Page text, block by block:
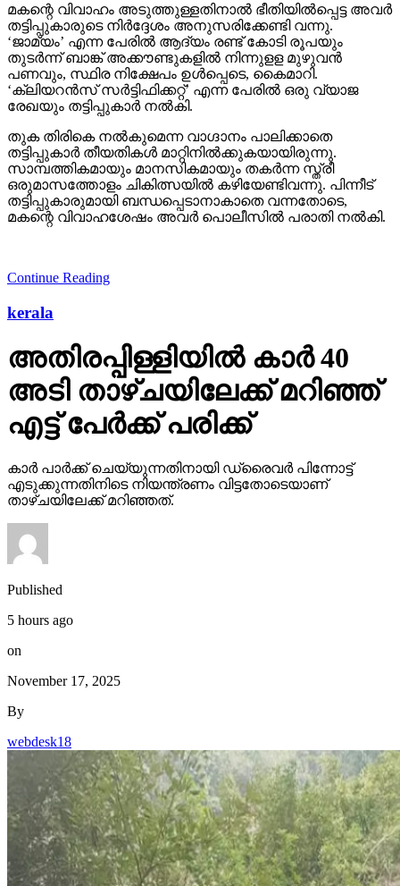
മകന്റെ വിവാഹം അടുത്തുള്ളതിനാല്‍ ഭീതിയില്‍പ്പെട്ട അവര്‍
തട്ടിപ്പുകാരുടെ നിര്‍ദ്ദേശം അനുസരിക്കേണ്ടി വന്നു.
‘ജാമ്യം’ എന്ന പേരില്‍ ആദ്യം രണ്ട് കോടി രൂപയും
തുടര്‍ന്ന് ബാങ്ക് അക്കൗണ്ടുകളില്‍ നിന്നുളള മുഴുവന്‍
പണവും, സ്ഥിര നിക്ഷേപം ഉള്‍പ്പെടെ, കൈമാറി.
‘ക്ലിയറന്‍സ് സര്‍ട്ടിഫിക്കറ്റ്’ എന്ന പേരില്‍ ഒരു വ്യാജ
രേഖയും തട്ടിപ്പുകാര്‍ നല്‍കി.
തുക തിരികെ നല്‍കുമെന്ന വാഗ്ദാനം പാലിക്കാതെ
തട്ടിപ്പുകാര്‍ തീയതികള്‍ മാറ്റിനില്‍ക്കുകയായിരുന്നു.
സാമ്പത്തികമായും മാനസികമായും തകര്‍ന്ന സ്ത്രീ
ഒരുമാസത്തോളം ചികിത്സയില്‍ കഴിയേണ്ടിവന്നു. പിന്നീട്
തട്ടിപ്പുകാരുമായി ബന്ധപ്പെടാനാകാതെ വന്നതോടെ,
മകന്റെ വിവാഹശേഷം അവര്‍ പൊലീസില്‍ പരാതി നല്‍കി.
Continue Reading
kerala
അതിരപ്പിള്ളിയില്‍ കാര്‍ 40
അടി താഴ്ചയിലേക്ക് മറിഞ്ഞ്
എട്ട് പേര്‍ക്ക് പരിക്ക്
കാര്‍ പാര്‍ക്ക് ചെയ്യുന്നതിനായി ഡ്രൈവര്‍ പിന്നോട്ട്
എടുക്കുന്നതിനിടെ നിയന്ത്രണം വിട്ടതോടെയാണ്
താഴ്ചയിലേക്ക് മറിഞ്ഞത്.
Published
5 hours ago
on
November 17, 2025
By
webdesk18